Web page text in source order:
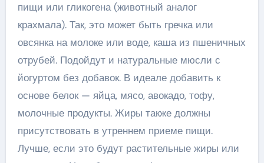
пищи или гликогена (животный аналог
крахмала). Так, это может быть гречка или
овсянка на молоке или воде, каша из пшеничных
отрубей. Подойдут и натуральные мюсли с
йогуртом без добавок. В идеале добавить к
основе белок — яйца, мясо, авокадо, тофу,
молочные продукты. Жиры также должны
присутствовать в утреннем приеме пищи.
Лучше, если это будут растительные жиры или